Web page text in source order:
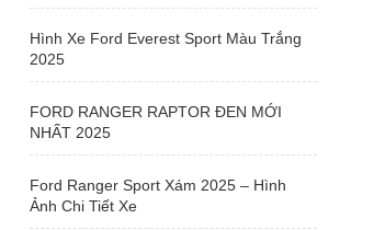
Hình Xe Ford Everest Sport Màu Trắng
2025
FORD RANGER RAPTOR ĐEN MỚI
NHẤT 2025
Ford Ranger Sport Xám 2025 – Hình
Ảnh Chi Tiết Xe